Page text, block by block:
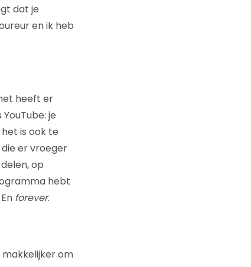
dat je
en ik heb
heeft er
je
is ook te
er vroeger
op
hebt
forever.
makkelijker om